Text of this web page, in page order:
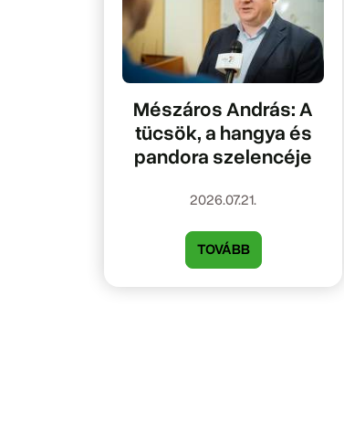
Mészáros András: A
tücsök, a hangya és
pandora szelencéje
2026.07.21.
TOVÁBB